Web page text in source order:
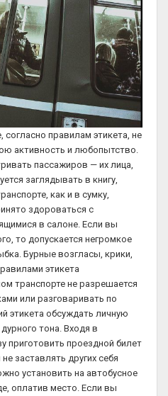
правилам этикета, не
активность и любопытство.
пассажиров — их лица,
заглядывать в книгу,
как и в сумку,
здороваться с
в салоне. Если вы
то допускается негромкое
Бурные возгласы, крики,
этикета
транспорте не разрешается
или разговаривать по
этикета обсуждать личную
тона. Входя в
приготовить проездной билет
заставлять других себя
установить на автобусное
оплатив место. Если вы